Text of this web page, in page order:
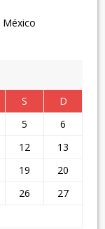
S
D
5
6
12
13
19
20
26
27